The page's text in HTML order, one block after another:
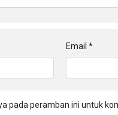
Email *
pada peramban ini untuk